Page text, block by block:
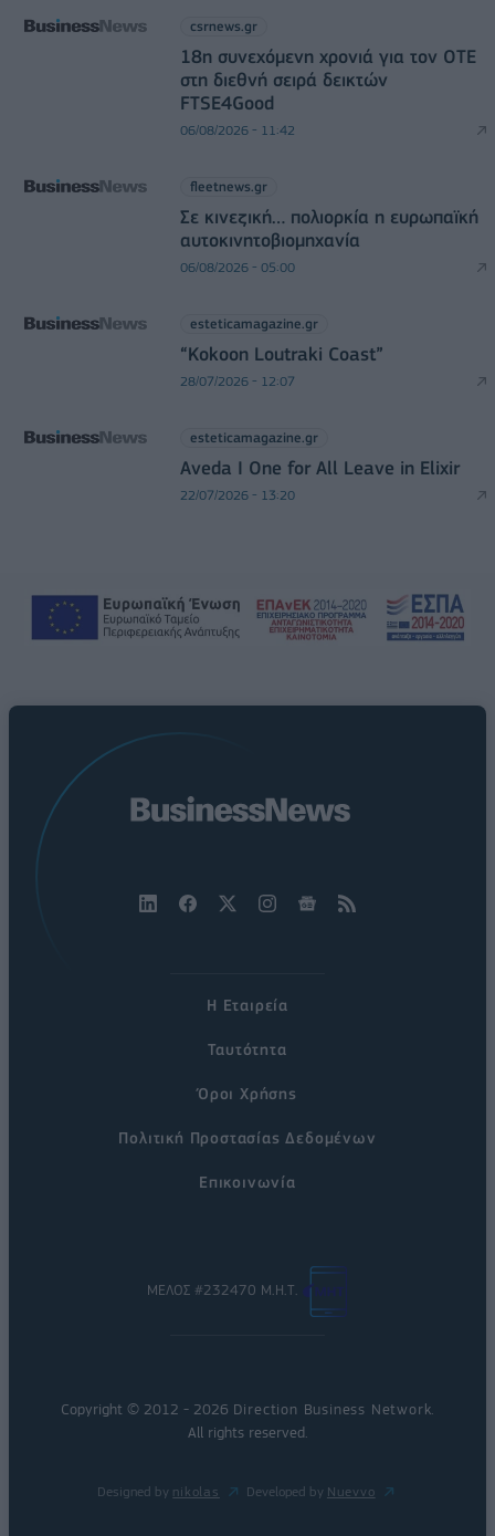
csrnews.gr
18η συνεχόμενη χρονιά για τον ΟΤΕ
στη διεθνή σειρά δεικτών
FTSE4Good
06/08/2026 - 11:42
fleetnews.gr
Σε κινεζική… πολιορκία η ευρωπαϊκή
αυτοκινητοβιομηχανία
06/08/2026 - 05:00
esteticamagazine.gr
“Kokoon Loutraki Coast”
28/07/2026 - 12:07
esteticamagazine.gr
Aveda I One for All Leave in Elixir
22/07/2026 - 13:20
Η Εταιρεία
Ταυτότητα
Όροι Χρήσης
Πολιτική Προστασίας Δεδομένων
Επικοινωνία
ΜΕΛΟΣ #232470 Μ.Η.Τ.
Copyright © 2012 - 2026 Direction Business Network
All rights reserved.
Designed by nikolas Developed by Nuevvo